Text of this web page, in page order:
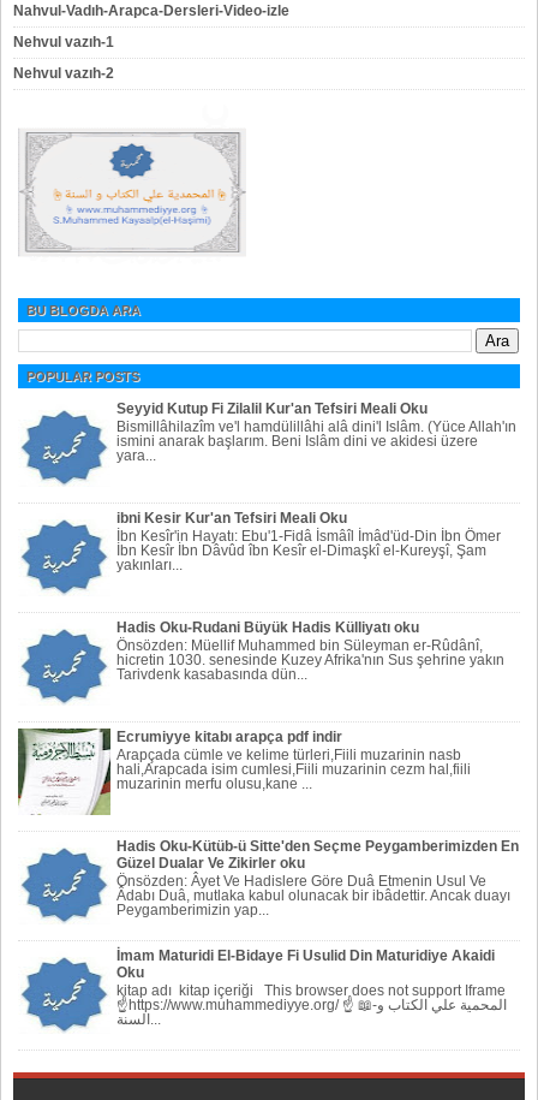
Nahvul-Vadıh-Arapca-Dersleri-Video-izle
Nehvul vazıh-1
Nehvul vazıh-2
BU BLOGDA ARA
POPULAR POSTS
Seyyid Kutup Fi Zilalil Kur'an Tefsiri Meali Oku
Bismillâhilazîm ve'l hamdülillâhi alâ dini'l Islâm. (Yüce Allah'ın
ismini anarak başlarım. Beni Islâm dini ve akidesi üzere
yara...
ibni Kesir Kur'an Tefsiri Meali Oku
İbn Kesîr'in Hayatı: Ebu'1-Fidâ İsmâîl İmâd'üd-Din İbn Ömer
İbn Kesîr İbn Dâvûd îbn Kesîr el-Dimaşkî el-Kureyşî, Şam
yakınları...
Hadis Oku-Rudani Büyük Hadis Külliyatı oku
Önsözden: Müellif Muhammed bin Süleyman er-Rûdânî,
hicretin 1030. senesinde Kuzey Afrika'nın Sus şehrine yakın
Tarivdenk kasabasında dün...
Ecrumiyye kitabı arapça pdf indir
Arapçada cümle ve kelime türleri,Fiili muzarinin nasb
hali,Arapcada isim cumlesi,Fiili muzarinin cezm hal,fiili
muzarinin merfu olusu,kane ...
Hadis Oku-Kütüb-ü Sitte'den Seçme Peygamberimizden En
Güzel Dualar Ve Zikirler oku
Önsözden: Âyet Ve Hadislere Göre Duâ Etmenin Usul Ve
Âdabı Duâ, mutlaka kabul olunacak bir ibâdettir. Ancak duayı
Peygamberi­mizin yap...
İmam Maturidi El-Bidaye Fi Usulid Din Maturidiye Akaidi
Oku
kitap adı kitap içeriği This browser does not support Iframe
☝https://www.muhammediyye.org/ ☝ 📖-المحمية علي الكتاب و
السنة...